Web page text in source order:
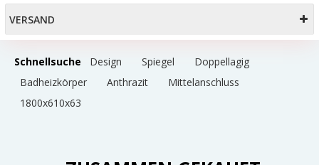
VERSAND
Schnellsuche Design Spiegel
Doppellagig
Badheizkörper
Anthrazit
Mittelanschluss
1800x610x63